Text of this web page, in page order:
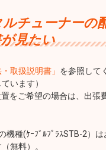
ルチューナーの
見たい
取扱説明書」 を参照して
います）
をご希望の場合は、出
機種(ｹｰﾌﾞﾙﾌﾟﾗｽSTB-2）
無料）。